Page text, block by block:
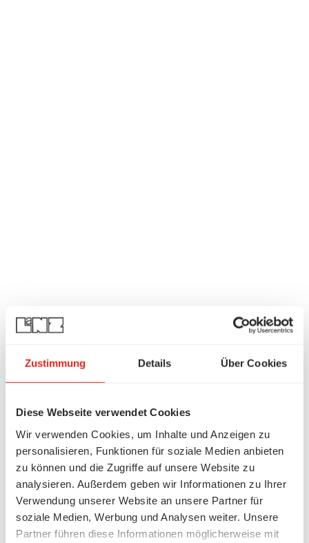
Zustimmung Details Über Cookies
Diese Webseite verwendet Cookies
Wir verwenden Cookies, um Inhalte und Anzeigen zu
personalisieren, Funktionen für soziale Medien anbieten
zu können und die Zugriffe auf unsere Website zu
analysieren. Außerdem geben wir Informationen zu Ihrer
Verwendung unserer Website an unsere Partner für
soziale Medien, Werbung und Analysen weiter. Unsere
Partner führen diese Informationen möglicherweise mit